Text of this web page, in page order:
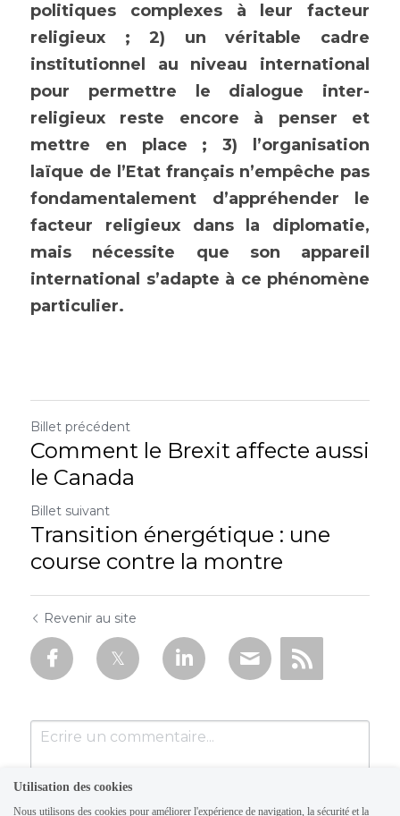
politiques complexes à leur facteur
religieux ; 2) un véritable cadre
institutionnel au niveau international
pour permettre le dialogue inter-
religieux reste encore à penser et
mettre en place ; 3) l’organisation
laïque de l’Etat français n’empêche pas
fondamentalement d’appréhender le
facteur religieux dans la diplomatie,
mais nécessite que son appareil
international s’adapte à ce phénomène
particulier.
Billet précédent
Comment le Brexit affecte aussi
le Canada
Billet suivant
Transition énergétique : une
course contre la montre
Revenir au site
Utilisation des cookies
Nous utilisons des cookies pour améliorer l'expérience de navigation, la sécurité et la